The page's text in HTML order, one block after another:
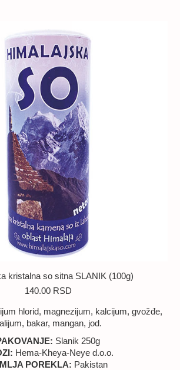
kristalna so sitna SLANIK (100g)
140.00 RSD
hlorid, magnezijum, kalcijum, gvožđe,
bakar, mangan, jod.
Slanik 250g
Hema-Kheya-Neye d.o.o.
POREKLA: Pakistan